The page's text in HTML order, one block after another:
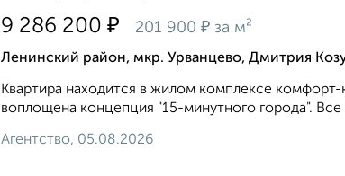
9 286 200 ₽ 201 900 ₽ за м²
Ленинский район, мкр. Урванцево, Дмитрия
Квартира находится в жилом комплексе
воплощена концепция "15-минутного города".
Агентство, 05.08.2026